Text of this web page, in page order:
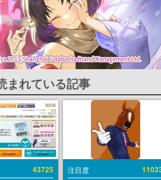
まれている記事
43725 注目度